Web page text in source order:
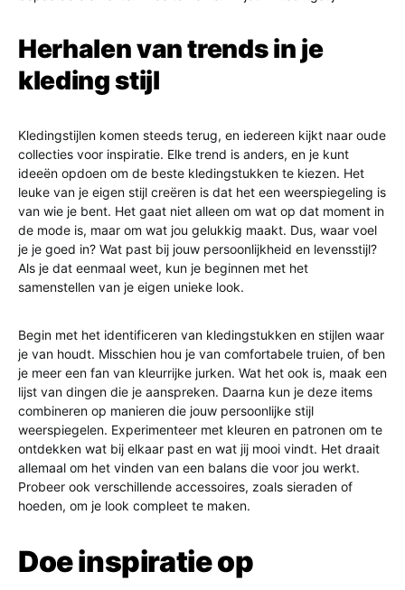
Herhalen van trends in je
kleding stijl
Kledingstijlen komen steeds terug, en iedereen kijkt naar oude
collecties voor inspiratie. Elke trend is anders, en je kunt
ideeën opdoen om de beste kledingstukken te kiezen. Het
leuke van je eigen stijl creëren is dat het een weerspiegeling is
van wie je bent. Het gaat niet alleen om wat op dat moment in
de mode is, maar om wat jou gelukkig maakt. Dus, waar voel
je je goed in? Wat past bij jouw persoonlijkheid en levensstijl?
Als je dat eenmaal weet, kun je beginnen met het
samenstellen van je eigen unieke look.
Begin met het identificeren van kledingstukken en stijlen waar
je van houdt. Misschien hou je van comfortabele truien, of ben
je meer een fan van kleurrijke jurken. Wat het ook is, maak een
lijst van dingen die je aanspreken. Daarna kun je deze items
combineren op manieren die jouw persoonlijke stijl
weerspiegelen. Experimenteer met kleuren en patronen om te
ontdekken wat bij elkaar past en wat jij mooi vindt. Het draait
allemaal om het vinden van een balans die voor jou werkt.
Probeer ook verschillende accessoires, zoals sieraden of
hoeden, om je look compleet te maken.
Doe inspiratie op